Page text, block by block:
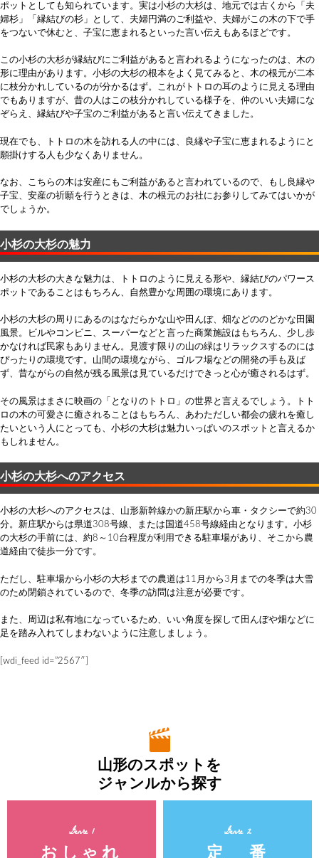
ポットとしても知られています。実は小杉の大杉は、地元では古くから「夫
婦杉」「縁結びの杉」として、夫婦円満のご利益や、夫婦がこの木の下で手
をつないで休むと、子宝に恵まれるといった言い伝えもあるほどです。
この小杉の大杉が縁結びにご利益があると言われるようになったのは、木の
形に理由があります。小杉の大杉の根本をよく見てみると、木の根元が二本
に枝分かれしているのが分かるはず。これがトトロの耳のように見える理由
でもありますが、昔の人はこの枝分かれしている様子を、仲のいい夫婦にな
ぞらえ、縁結びや子宝のご利益があると言い伝えてきました。
現在でも、トトロの木を訪れる人の中には、良縁や子宝に恵まれるようにと
願掛けする人も少なくありません。
なお、こちらの木は安産にもご利益があると言われているので、もし良縁や
子宝、安産の祈願を行うときは、木の根元のお社にお参りしてみてはいかが
でしょうか。
小杉の大杉の魅力
小杉の大杉の大きな魅力は、トトロのように見える形や、縁結びのパワース
ポットであることはもちろん、自然豊かな周囲の環境にあります。
小杉の大杉の周りにあるのはなだらかな山や田んぼ、畑などののどかな田園
風景。ビルやコンビニ、スーパーなどと言った商業施設はもちろん、少し歩
かなければ民家もありません。見渡す限りの山の緑はリラックスするのには
ぴったりの環境です。山間の環境ながら、ゴルフ場などの開発の手も及ば
ず、昔ながらの自然が残る風景は見ているだけできっと心が癒されるはず。
その風景はまさに映画の「となりのトトロ」の世界と言えるでしょう。トト
ロの木の可愛さに癒されることはもちろん、あわただしい都会の疲れを癒し
たいという人にとっても、小杉の大杉は魅力いっぱいのスポットと言えるか
もしれません。
小杉の大杉へのアクセス
小杉の大杉へのアクセスは、山形新幹線かの新庄駅から車・タクシーで約30
分。新庄駅からは県道308号線、または国道458号線経由となります。小杉
の大杉の手前には、約8～10台程度が利用できる駐車場があり、そこから農
道経由で徒歩一分です。
ただし、駐車場から小杉の大杉までの農道は11月から3月までの冬季は大雪
のため閉鎖されているので、冬季の訪問は注意が必要です。
また、周辺は私有地になっているため、いい角度を探して田んぼや畑などに
足を踏み入れてしまわないように注意しましょう。
[wdi_feed id=”2567″]
山形のスポットを
ジャンルから探す
Genre 1
おしゃれ
Genre 2
定 番